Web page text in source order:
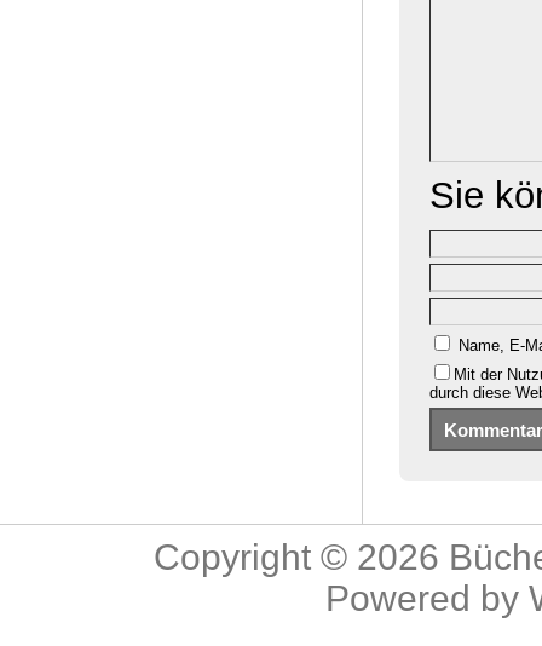
Sie
Name, E-
Mit der
durch diese
Copyright © 2026
Powered by